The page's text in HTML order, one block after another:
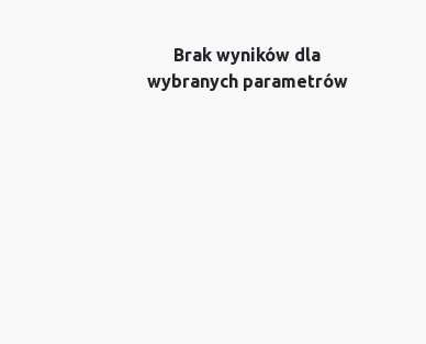
Brak wyników dla
wybranych parametrów